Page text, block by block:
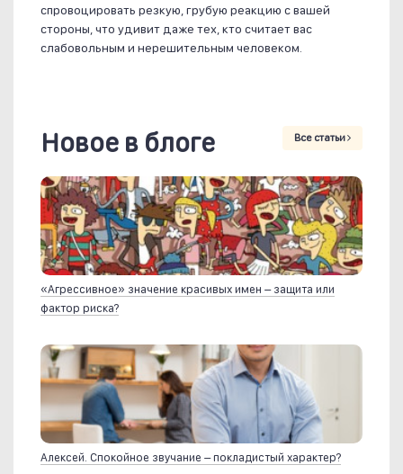
спровоцировать резкую, грубую реакцию с вашей
стороны, что удивит даже тех, кто считает вас
слабовольным и нерешительным человеком.
Новое в блоге Все статьи
«Агрессивное» значение красивых имен – защита или
фактор риска?
Алексей. Спокойное звучание – покладистый характер?